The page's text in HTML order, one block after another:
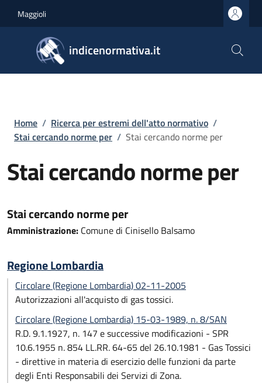
Maggioli
indicenormativa.it
Briciole di pane
Home / Ricerca per estremi dell'atto normativo /
Stai cercando norme per / Stai cercando norme per
Stai cercando norme per
Stai cercando norme per
Amministrazione: Comune di Cinisello Balsamo
Regione Lombardia
Circolare (Regione Lombardia) 02-11-2005
Autorizzazioni all'acquisto di gas tossici.
Circolare (Regione Lombardia) 15-03-1989, n. 8/SAN
R.D. 9.1.1927, n. 147 e successive modificazioni - SPR
10.6.1955 n. 854 LL.RR. 64-65 del 26.10.1981 - Gas Tossici
- direttive in materia di esercizio delle funzioni da parte
degli Enti Responsabili dei Servizi di Zona.